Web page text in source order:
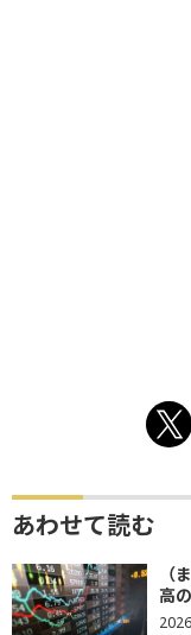
あわせて読む
（
高